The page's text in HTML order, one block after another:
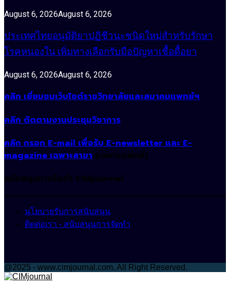
August 6, 2026August 6, 2026
ประเทศไทยอนุมัติยาปฏิชีวนะชนิดใหม่สำหรับรักษา
โรคหนองใน เพิ่มทางเลือกรับมือปัญหาเชื้อดื้อยา
August 6, 2026August 6, 2026
คลิก เยี่ยมชมเว็บไซต์ราชวิทยาลัยและสมาคมแพทย์ฯ
คลิก ติดตามงานประชุมวิชาการ
คลิก กรอก E-mail เพื่อรับ E-newsletter และ E-
magazine เฉพาะสาขา (เฉพาะแพทย์)
สนับสนุนการจัดทำ CIMjournal
นโยบายรับการสนับสนุน
ติดต่อเรา - สนับสนุนการจัดทำ
@2025 - www.cimjournal.com. All Right Reserved.